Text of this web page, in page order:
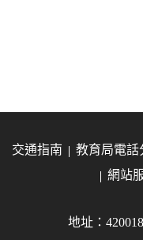
交通指南 教育局電話
網站
地址：